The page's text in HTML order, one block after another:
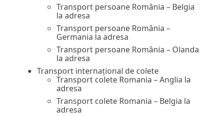
Transport persoane România – Belgia
la adresa
Transport persoane România –
Germania la adresa
Transport persoane România – Olanda
la adresa
Transport internațional de colete
Transport colete Romania – Anglia la
adresa
Transport colete Romania – Belgia la
adresa